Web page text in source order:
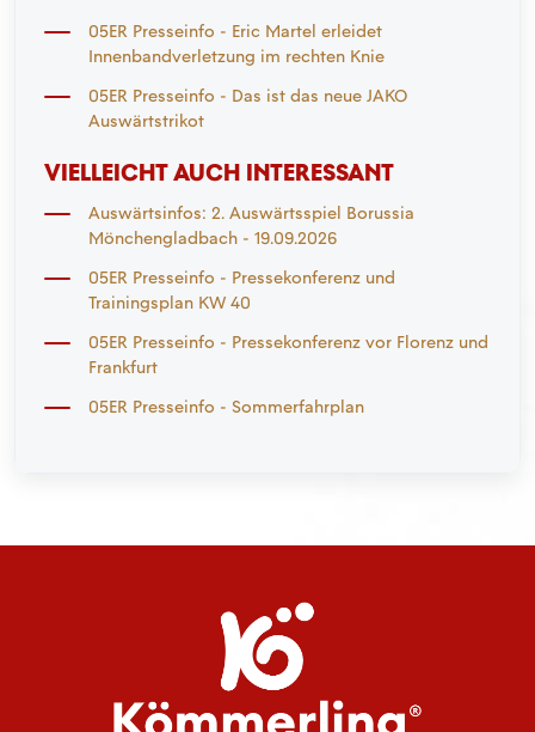
05ER Presseinfo - Eric Martel erleidet
Innenbandverletzung im rechten Knie
05ER Presseinfo - Das ist das neue JAKO
Auswärtstrikot
VIELLEICHT AUCH INTERESSANT
Auswärtsinfos: 2. Auswärtsspiel Borussia
Mönchengladbach - 19.09.2026
05ER Presseinfo - Pressekonferenz und
Trainingsplan KW 40
05ER Presseinfo - Pressekonferenz vor Florenz und
Frankfurt
05ER Presseinfo - Sommerfahrplan